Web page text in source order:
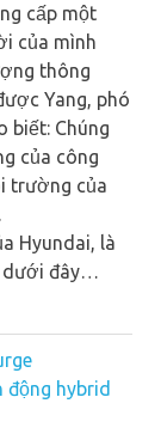
cấp một
của mình
thông
Yang, phó
biết: Chúng
của công
trường của
Hyundai, là
đây…
động hybrid